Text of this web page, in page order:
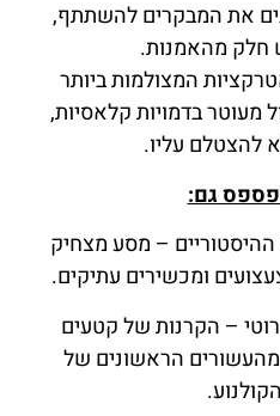
את המבקרים להשתתף,
חלק מהאמנות.
המצולמות ביותר
מעוטר בדמויות קלאסיות,
להצטלם עליו.
גם:
– מסע מצחיק
ומכשירים עתיקים.
– הקרנות של קטעים
מהעשורים הראשונים של
הקולנוע.